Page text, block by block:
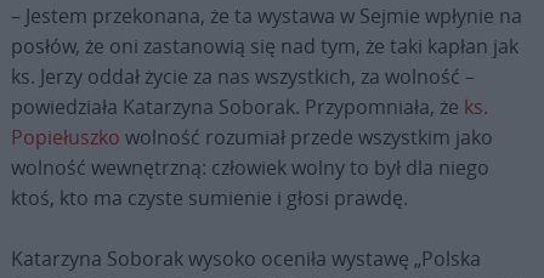
– Jestem przekonana, że ta wystawa w Sejmie wpłynie na
posłów, że oni zastanowią się nad tym, że taki kapłan jak
ks. Jerzy oddał życie za nas wszystkich, za wolność –
powiedziała Katarzyna Soborak. Przypomniała, że ks.
Popiełuszko wolność rozumiał przede wszystkim jako
wolność wewnętrzną: człowiek wolny to był dla niego
ktoś, kto ma czyste sumienie i głosi prawdę.
Katarzyna Soborak wysoko oceniła wystawę „Polska